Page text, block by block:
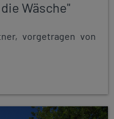
Wäsche"
vorgetragen von